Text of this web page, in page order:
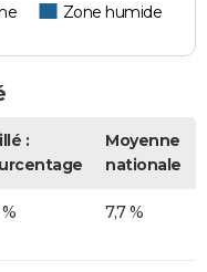
Zone humide
:
Moyenne
nationale
7,7 %